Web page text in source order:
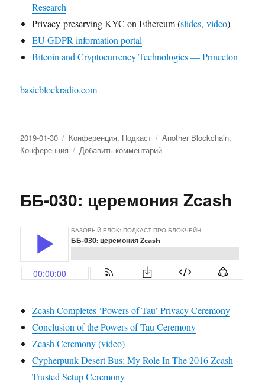
Research
Privacy-preserving KYC on Ethereum (slides,video)
EU GDPR information portal
Bitcoin and Cryptocurrency Technologies — Princeton
basicblockradio.com
Опубликовано
2019-01-30 Рубрики
Конференция, Подкаст Метки
Another Blockchain,
Конференция
Добавить комментарий
Workshop
готовите
блокчейн
неправильно
ББ-030: церемония Zcash
Zcash Completes ‘Powers of Tau’ Privacy Ceremony
Conclusion of the Powers of Tau Ceremony
Zcash Ceremony (video)
Cypherpunk Desert Bus: My Role In The 2016 Zcash
Trusted Setup Ceremony